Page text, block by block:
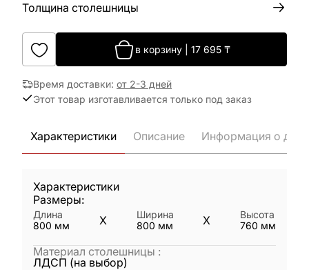
Толщина столешницы
в корзину| 17 695₸
Время доставки: от 2-3 дней
Этот товар изготавливается только под заказ
Характеристики Описание Информация о
Характеристики
Размеры:
Длина
800 мм X
Ширина
800 мм X
Высота
760 мм
Материал столешницы :
ЛДСП (на выбор)